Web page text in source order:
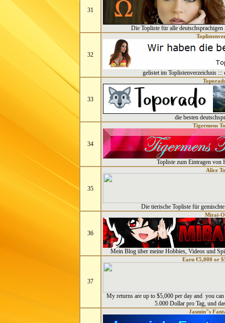
31
Die Topliste für alle
32
gelistet im Toplistenverzeichnis
33
die besten
34
Tigermens
Topliste zum Eintragen von
35
Alice
Die tierische Topliste für
36
Mirai-
Mein Blog über meine Hobbies, Videos und
37
Earn €5,000 or
My returns are up to $5,000 per day and you
5.000 Dollar pro Tag, und
Jasmin"s